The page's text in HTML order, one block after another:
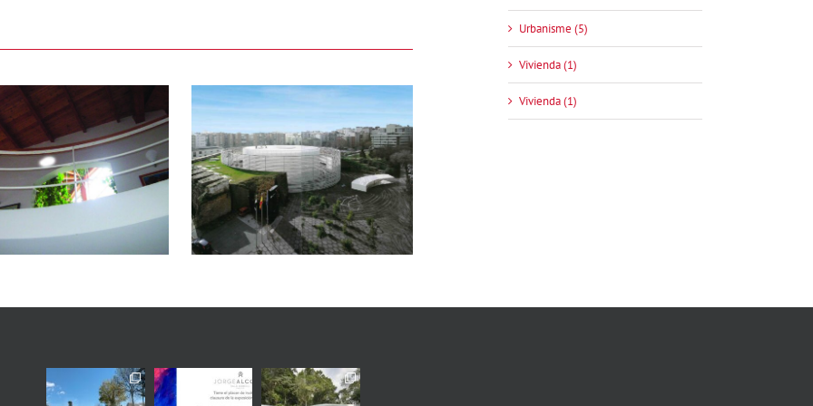
arquitectura de la
l’emoció dels
espais silenciosos
Urbanisme (5)
Vivienda (1)
Vivienda (1)